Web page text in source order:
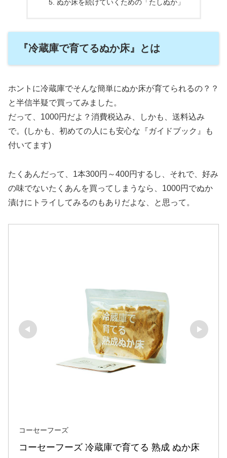
ぬか床を続けていくための「たしぬか」
『冷蔵庫で育てるぬか床』とは
ホントに冷蔵庫でそんな簡単にぬか床が育てられるの？？
と半信半疑で買ってみました。
だって、1000円だよ？消費税込み、しかも、送料込み
で。(しかも、初めての人にも安心な『ガイドブック』も
付いてます)
たくあんだって、1本300円～400円するし、それで、好み
の味でないたくあんを買ってしまうなら、1000円でぬか
漬けにトライしてみるのもありだよな、と思って。
コーセーフーズ
コーセーフーズ 冷蔵庫で育てる 熟成 ぬか床